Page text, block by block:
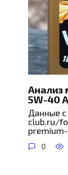
Анализ
5W-40
Данные
club.ru/
0